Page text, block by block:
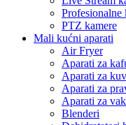
Profesionalne
PTZ kamere
Mali kućni aparati
Air Fryer
Aparati za
Aparati za
Aparati za
Aparati za
Blenderi